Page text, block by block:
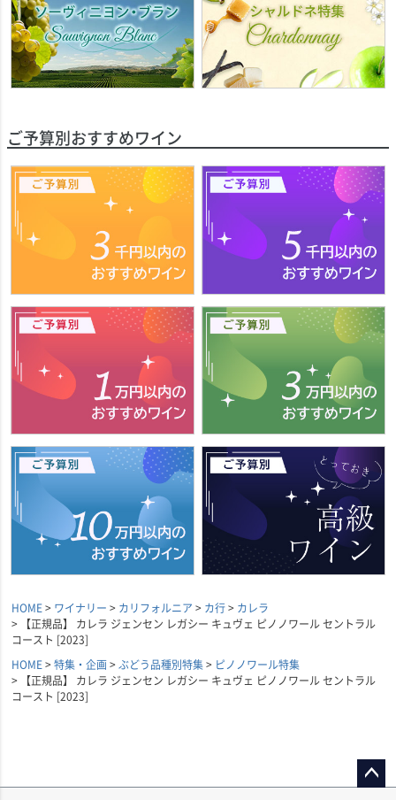
ご予算別おすすめワイン
HOME ワイナリー カリフォルニア カ行
カレラ
【正規品】 カレラ ジェンセン レガシー キュヴェ ピノノワール セントラル
コースト [2023]
HOME
特集・企画 ぶどう品種別特集
ピノノワール特集
【正規品】 カレラ ジェンセン レガシー キュヴェ ピノノワール セントラル
コースト [2023]